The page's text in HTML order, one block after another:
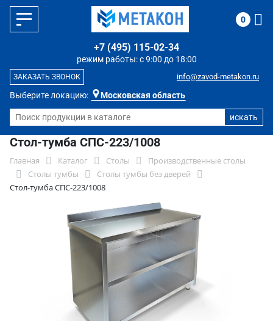
Выберите локацию: Московская область
режим работы: с 9:00 до 18:00
+7 (495) 115-02-34
info@zavod-metakon.ru
ЗАКАЗАТЬ ЗВОНОК
0
Стол-тумба СПС-223/1008
Главная Каталог Столы
Производственные столы
Столы тумбы
Столы тумбы без дверей
Стол-тумба СПС-223/1008